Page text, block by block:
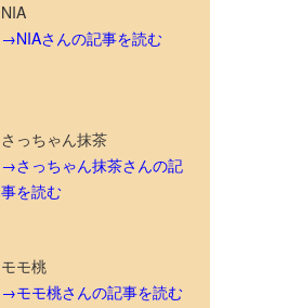
NIA
→NIAさんの記事を読む
さっちゃん抹茶
→さっちゃん抹茶さんの記
事を読む
モモ桃
→モモ桃さんの記事を読む